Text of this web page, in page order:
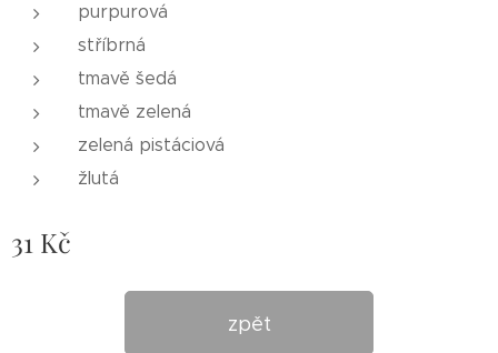
purpurová
stříbrná
tmavě šedá
tmavě zelená
zelená pistáciová
žlutá
31 Kč
zpět